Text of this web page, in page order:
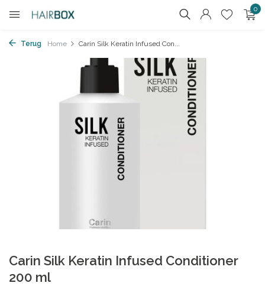
0
Terug Home Carin Silk Keratin Infused Con...
Carin Silk Keratin Infused Conditioner
200 ml